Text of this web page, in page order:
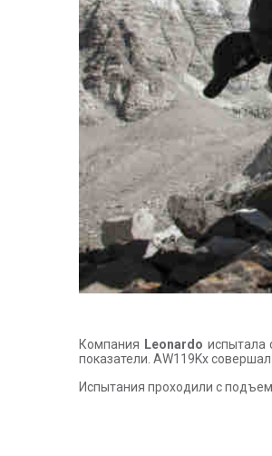
Компания Leonardo испытала
показатели. AW119Kx
Испытания проходили с